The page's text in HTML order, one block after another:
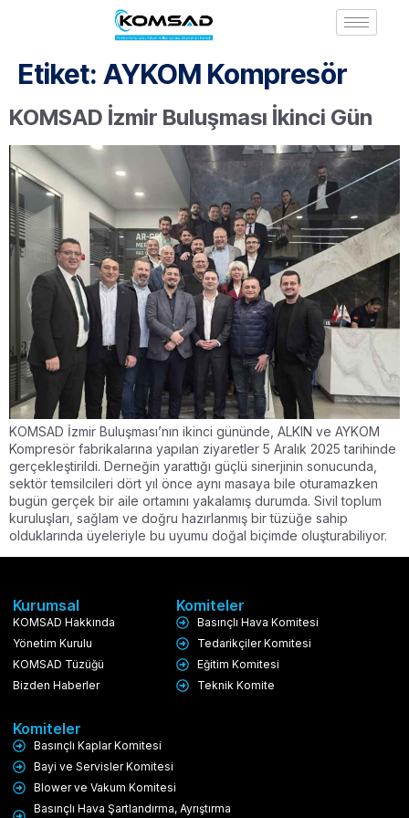
Etiket: AYKOM Kompresör
KOMSAD İzmir Buluşması İkinci Gün
KOMSAD İzmir Buluşması’nın ikinci gününde, ALKIN ve AYKOM
Kompresör fabrikalarına yapılan ziyaretler 5 Aralık 2025 tarihinde
gerçekleştirildi. Derneğin yarattığı güçlü sinerjinin sonucunda,
sektör temsilcileri dört yıl önce aynı masaya bile oturamazken
bugün gerçek bir aile ortamını yakalamış durumda. Sivil toplum
kuruluşları, sağlam ve doğru hazırlanmış bir tüzüğe sahip
olduklarında üyeleriyle bu uyumu doğal biçimde oluşturabiliyor.
Kurumsal
KOMSAD Hakkında
Yönetim Kurulu
KOMSAD Tüzüğü
Bizden Haberler
Komiteler
Basınçlı Hava Komitesi
Tedarikçiler Komitesi
Eğitim Komitesi
Teknik Komite
Komiteler
Basınçlı Kaplar Komitesi
Bayi ve Servisler Komitesi
Blower ve Vakum Komitesi
Basınçlı Hava Şartlandırma, Ayrıştırma